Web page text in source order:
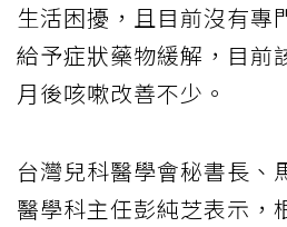
生活困擾，且目前沒有專
給予症狀藥物緩解，目前
月後咳嗽改善不少。
台灣兒科醫學會秘書長、
醫學科主任彭純芝表示，